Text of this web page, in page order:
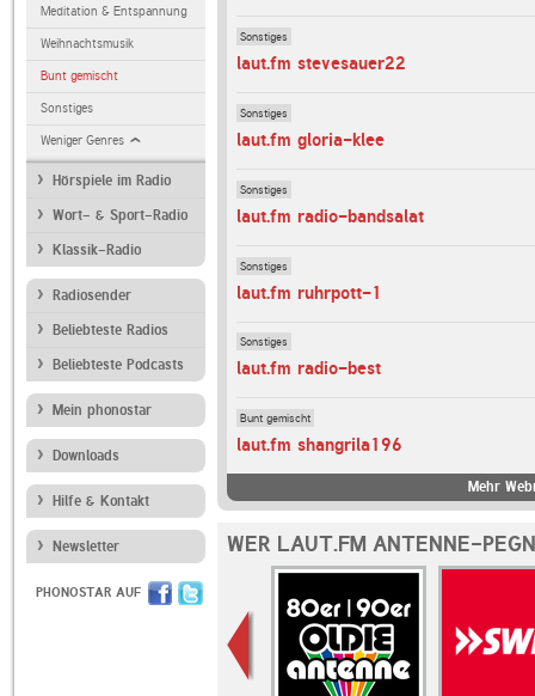
Meditation & Entspannung
Weihnachtsmusik
Bunt gemischt
Sonstiges
Weniger Genres
Hörspiele im Radio
Wort- & Sport-Radio
Klassik-Radio
Radiosender
Beliebteste Radios
Beliebteste Podcasts
Mein phonostar
Downloads
Hilfe & Kontakt
Newsletter
PHONOSTAR AUF
Sonstiges
laut.fm stevesauer22
Sonstiges
laut.fm gloria-klee
Sonstiges
laut.fm radio-bandsalat
Sonstiges
laut.fm ruhrpott-1
Sonstiges
laut.fm radio-best
Bunt gemischt
laut.fm shangrila196
Mehr
WER LAUT.FM ANTENNE-